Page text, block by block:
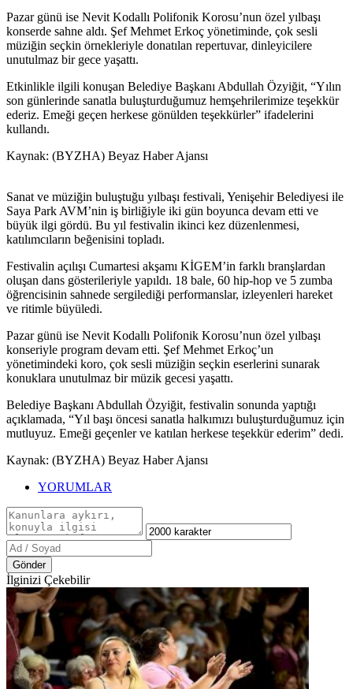
Pazar günü ise Nevit Kodallı Polifonik Korosu’nun özel yılbaşı
konserde sahne aldı. Şef Mehmet Erkoç yönetiminde, çok sesli
müziğin seçkin örnekleriyle donatılan repertuvar, dinleyicilere
unutulmaz bir gece yaşattı.
Etkinlikle ilgili konuşan Belediye Başkanı Abdullah Özyiğit, “Yılın
son günlerinde sanatla buluşturduğumuz hemşehrilerimize teşekkür
ederiz. Emeği geçen herkese gönülden teşekkürler” ifadelerini
kullandı.
Kaynak: (BYZHA) Beyaz Haber Ajansı
Sanat ve müziğin buluştuğu yılbaşı festivali, Yenişehir Belediyesi ile
Saya Park AVM’nin iş birliğiyle iki gün boyunca devam etti ve
büyük ilgi gördü. Bu yıl festivalin ikinci kez düzenlenmesi,
katılımcıların beğenisini topladı.
Festivalin açılışı Cumartesi akşamı KİGEM’in farklı branşlardan
oluşan dans gösterileriyle yapıldı. 18 bale, 60 hip-hop ve 5 zumba
öğrencisinin sahnede sergilediği performanslar, izleyenleri hareket
ve ritimle büyüledi.
Pazar günü ise Nevit Kodallı Polifonik Korosu’nun özel yılbaşı
konseriyle program devam etti. Şef Mehmet Erkoç’un
yönetimindeki koro, çok sesli müziğin seçkin eserlerini sunarak
konuklara unutulmaz bir müzik gecesi yaşattı.
Belediye Başkanı Abdullah Özyiğit, festivalin sonunda yaptığı
açıklamada, “Yıl başı öncesi sanatla halkımızı buluşturduğumuz için
mutluyuz. Emeği geçenler ve katılan herkese teşekkür ederim” dedi.
Kaynak: (BYZHA) Beyaz Haber Ajansı
YORUMLAR
Gönder
İlginizi Çekebilir